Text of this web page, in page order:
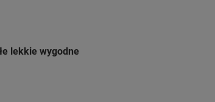
lekkie wygodne